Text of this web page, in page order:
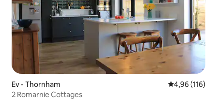
Ev - Thornham 5 üzerinden
4,96 (116)
2 Romarnie Cottages